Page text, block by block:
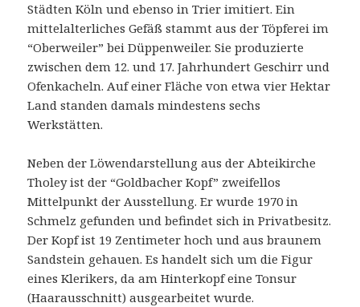
Städten Köln und ebenso in Trier imitiert. Ein
mittelalterliches Gefäß stammt aus der Töpferei im
“Oberweiler” bei Düppenweiler. Sie produzierte
zwischen dem 12. und 17. Jahrhundert Geschirr und
Ofenkacheln. Auf einer Fläche von etwa vier Hektar
Land standen damals mindestens sechs
Werkstätten.
Neben der Löwendarstellung aus der Abteikirche
Tholey ist der “Goldbacher Kopf” zweifellos
Mittelpunkt der Ausstellung. Er wurde 1970 in
Schmelz gefunden und befindet sich in Privatbesitz.
Der Kopf ist 19 Zentimeter hoch und aus braunem
Sandstein gehauen. Es handelt sich um die Figur
eines Klerikers, da am Hinterkopf eine Tonsur
(Haarausschnitt) ausgearbeitet wurde.